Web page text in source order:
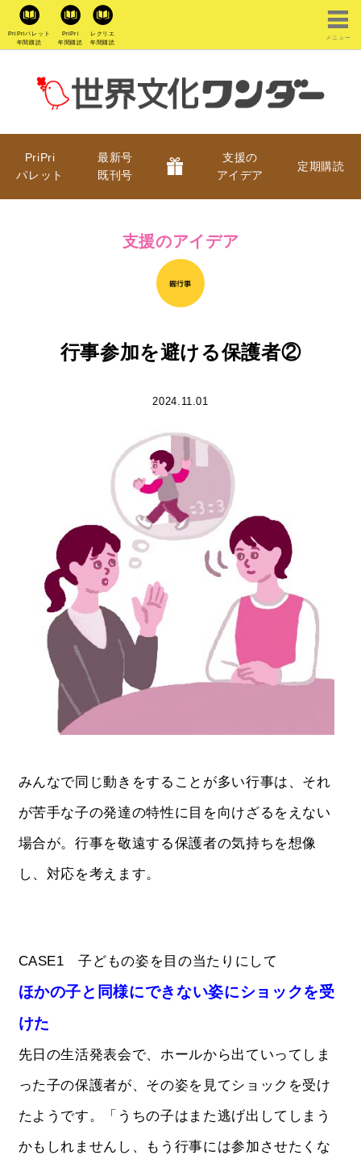
PriPriパレット
年間購読
PriPri
年間購読
レクリエ
年間購読
メニュー
PriPri
パレット
最新号
既刊号
支援の
アイデア
定期購読
支援のアイデア
行事参加を避ける保護者②
2024.11.01
みんなで同じ動きをすることが多い行事は、それ
が苦手な子の発達の特性に目を向けざるをえない
場合が。行事を敬遠する保護者の気持ちを想像
し、対応を考えます。
CASE1 子どもの姿を目の当たりにして
ほかの子と同様にできない姿にショックを受
けた
先日の生活発表会で、ホールから出ていってしま
った子の保護者が、その姿を見てショックを受け
たようです。「うちの子はまた逃げ出してしまう
かもしれませんし、もう行事には参加させたくな